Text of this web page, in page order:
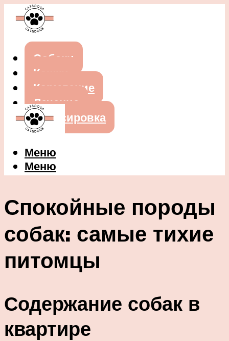
Собаки
Кошки
Кормление
Лечение
Дрессировка
Меню
Меню
Спокойные породы
собак: самые тихие
питомцы
Содержание собак в
квартире